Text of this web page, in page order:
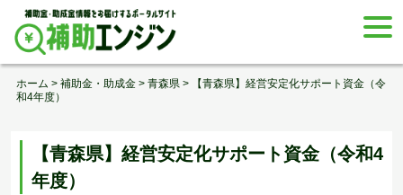
Skip
content
ホーム > 補助金・助成金 > 青森県 >
【青森県】経営安定化サポート資金（令
和4年度）
【青森県】経営安定化サポート資金（令和4
年度）